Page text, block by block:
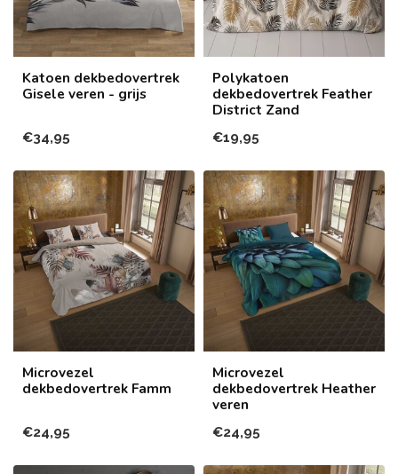
Katoen dekbedovertrek
Gisele veren - grijs
€34,95
Polykatoen
dekbedovertrek Feather
District Zand
€19,95
Microvezel
dekbedovertrek Famm
€24,95
Microvezel
dekbedovertrek Heather
veren
€24,95